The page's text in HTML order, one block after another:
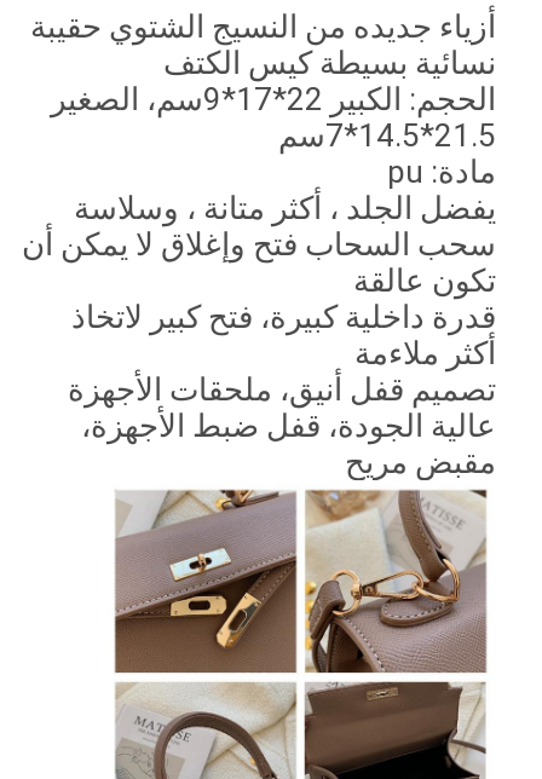
أزياء جديده من النسيج الشتوي حقيبة
نسائية بسيطة كيس الكتف
الحجم: الكبير 22*17*9سم، الصغير
21.5*14.5*7سم
مادة: pu
يفضل الجلد ، أكثر متانة ، وسلاسة
سحب السحاب فتح وإغلاق لا يمكن أن
تكون عالقة
قدرة داخلية كبيرة، فتح كبير لاتخاذ
أكثر ملاءمة
تصميم قفل أنيق، ملحقات الأجهزة
عالية الجودة، قفل ضبط الأجهزة،
مقبض مريح